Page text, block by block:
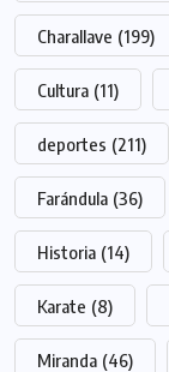
Charallave (199)
Cultura (11)
deportes (211)
Farándula (36)
Historia (14)
Karate (8)
Miranda (46)